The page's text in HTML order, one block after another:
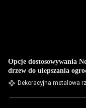
Opcje dostosowywania
drzew do ulepszania
Dekoracyjna metalowa